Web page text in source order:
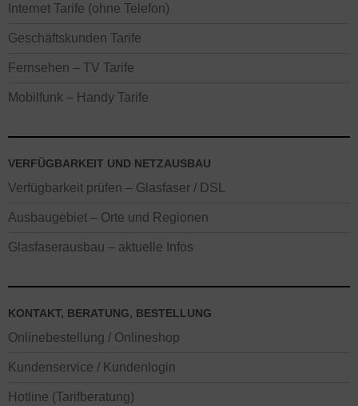
Internet Tarife (ohne Telefon)
Geschäftskunden Tarife
Fernsehen – TV Tarife
Mobilfunk – Handy Tarife
VERFÜGBARKEIT UND NETZAUSBAU
Verfügbarkeit prüfen – Glasfaser / DSL
Ausbaugebiet – Orte und Regionen
Glasfaserausbau – aktuelle Infos
KONTAKT, BERATUNG, BESTELLUNG
Onlinebestellung / Onlineshop
Kundenservice / Kundenlogin
Hotline (Tarifberatung)